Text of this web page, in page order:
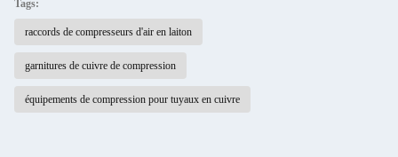
Tags:
raccords de compresseurs d'air en laiton
garnitures de cuivre de compression
équipements de compression pour tuyaux en cuivre